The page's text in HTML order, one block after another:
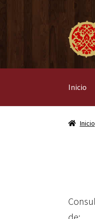
Ir
a
la
Ir
al
Inicio
Inicio